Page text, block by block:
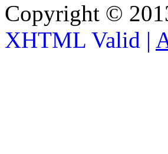
Copyright ©
XHTML Valid |